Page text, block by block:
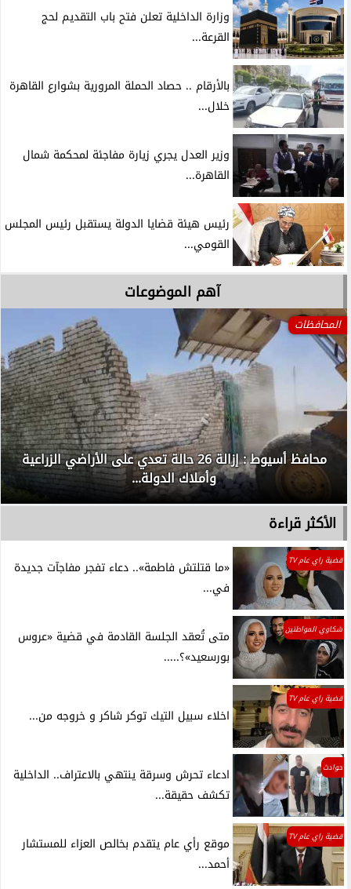
وزارة الداخلية تعلن فتح باب التقديم لحج
القرعة...
بالأرقام .. حصاد الحملة المرورية بشوارع القاهرة
خلال...
وزير العدل يجري زيارة مفاجئة لمحكمة شمال
القاهرة...
رئيس هيئة قضايا الدولة يستقبل رئيس المجلس
القومي...
آهم الموضوعات
الأراضي الزراعية
حوادث
الداخلية تكشف تفاصيل مشادة كلامية بين
داخل إحدى...
الأكثر قراءة
قضية راي عام TV
«ما قتلتش فاطمة».. دعاء تفجر مفاجآت جديدة
في...
شكاوي المواطنين
متى تُعقد الجلسة القادمة في قضية «عروس
بورسعيد»؟.....
قضية راي عام TV
اخلاء سبيل التيك توكر شاكر و خروجه من...
حوادث
ادعاء تحرش وسرقة ينتهي بالاعتراف.. الداخلية
تكشف حقيقة...
قضية راي عام TV
موقع رأي عام يتقدم بخالص العزاء للمستشار
أحمد...